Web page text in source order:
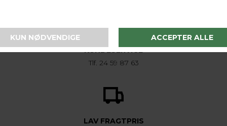
KUNDESERVICE
Tlf. 24 59 87 63
LAV FRAGTPRIS